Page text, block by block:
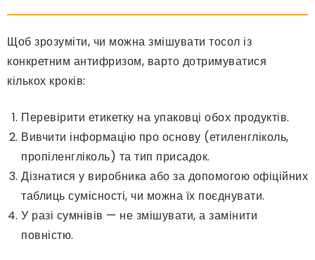
Щоб зрозуміти, чи можна змішувати тосол із
конкретним антифризом, варто дотримуватися
кількох кроків:
Перевірити етикетку на упаковці обох продуктів.
Вивчити інформацію про основу (етиленгліколь,
пропіленгліколь) та тип присадок.
Дізнатися у виробника або за допомогою офіційних
таблиць сумісності, чи можна їх поєднувати.
У разі сумнівів — не змішувати, а замінити
повністю.